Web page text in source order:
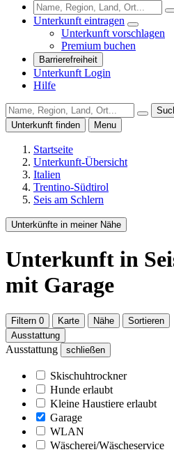
Unterkunft eintragen
Unterkunft vorschlagen
Premium buchen
Barrierefreiheit
Unterkunft Login
Hilfe
Unterkunft finden
Menu
Startseite
Unterkunft-Übersicht
Italien
Trentino-Südtirol
Seis am Schlern
Unterkünfte in meiner Nähe
Unterkunft in
mit Garage
Filtern 0 Karte Nähe
Sortieren
Ausstattung
Ausstattung schließen
Skischuhtrockner
Hunde erlaubt
Kleine Haustiere erlaubt
Garage
WLAN
Wäscherei/Wäscheservice